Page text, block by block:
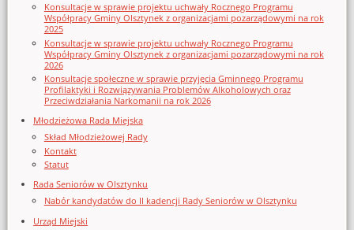
Konsultacje w sprawie projektu uchwały Rocznego Programu
Współpracy Gminy Olsztynek z organizacjami pozarządowymi na rok
2025
Konsultacje w sprawie projektu uchwały Rocznego Programu
Współpracy Gminy Olsztynek z organizacjami pozarządowymi na rok
2026
Konsultacje społeczne w sprawie przyjęcia Gminnego Programu
Profilaktyki i Rozwiązywania Problemów Alkoholowych oraz
Przeciwdziałania Narkomanii na rok 2026
Młodzieżowa Rada Miejska
Skład Młodzieżowej Rady
Kontakt
Statut
Rada Seniorów w Olsztynku
Nabór kandydatów do II kadencji Rady Seniorów w Olsztynku
Urząd Miejski